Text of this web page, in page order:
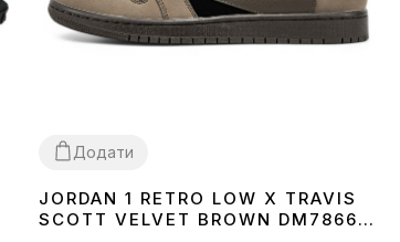
Додати
40414245
JORDAN 1 RETRO LOW X TRAVIS
SCOTT VELVET BROWN DM7866-